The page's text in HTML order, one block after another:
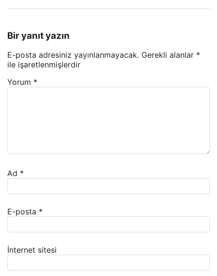
Bir yanıt yazın
E-posta adresiniz yayınlanmayacak. Gerekli alanlar *
ile işaretlenmişlerdir
Yorum *
Ad *
E-posta *
İnternet sitesi